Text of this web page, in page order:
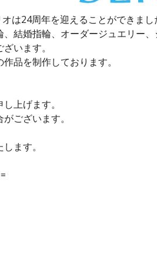
は24周年を迎えることができまし
結婚指輪、オーダージュエリー、
います。
品を制作しております。
上げます。
ございます。
ます。